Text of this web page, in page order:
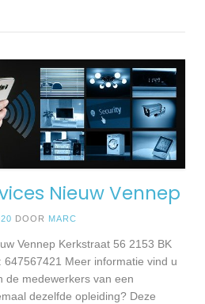
Nieuw Vennep
DOOR MARC
Vennep Kerkstraat 56 2153 BK
647567421 Meer informatie vind u
medewerkers van een
dezelfde opleiding? Deze